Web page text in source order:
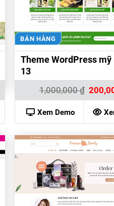
BÁN HÀNG
Theme WordPress mỹ
13
1,000,000₫ Giá
gốc
là:
Xem Demo